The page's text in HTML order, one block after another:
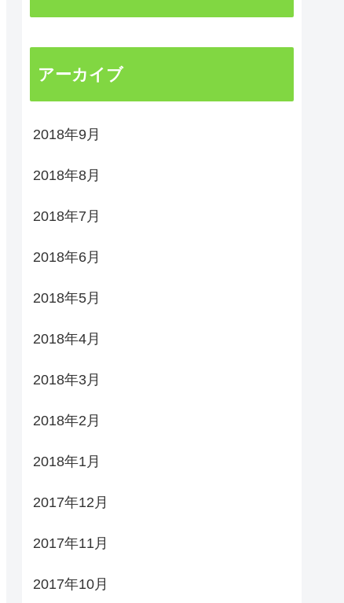
アーカイブ
2018年9月
2018年8月
2018年7月
2018年6月
2018年5月
2018年4月
2018年3月
2018年2月
2018年1月
2017年12月
2017年11月
2017年10月